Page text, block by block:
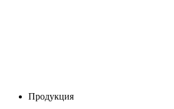
Продукция